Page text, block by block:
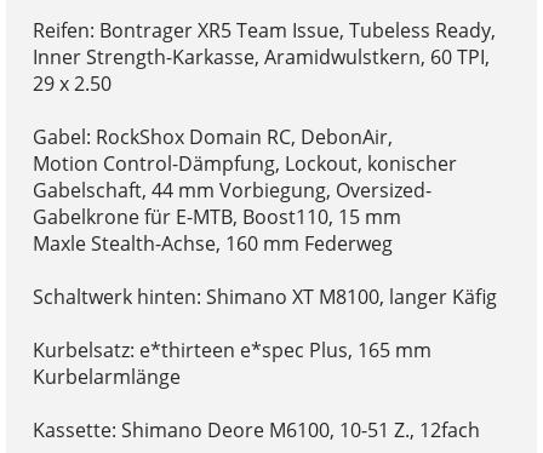
Reifen: Bontrager XR5 Team Issue, Tubeless Ready,
Inner Strength-Karkasse, Aramidwulstkern, 60 TPI,
29 x 2.50
Gabel: RockShox Domain RC, DebonAir,
Motion Control-Dämpfung, Lockout, konischer
Gabelschaft, 44 mm Vorbiegung, Oversized-
Gabelkrone für E-MTB, Boost110, 15 mm
Maxle Stealth-Achse, 160 mm Federweg
Schaltwerk hinten: Shimano XT M8100, langer Käfig
Kurbelsatz: e*thirteen e*spec Plus, 165 mm
Kurbelarmlänge
Kassette: Shimano Deore M6100, 10-51 Z., 12fach